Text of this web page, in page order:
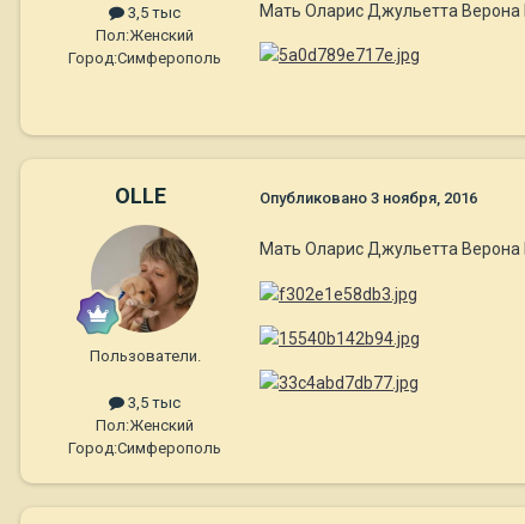
3,5 тыс
Пол:Женский
Город:Симферополь
Мать Оларис Джульетта Верона
OLLE
Пользователи.
3,5 тыс
Пол:Женский
Город:Симферополь
Опубликовано 3 ноября, 2016
Мать Оларис Джульетта Верона